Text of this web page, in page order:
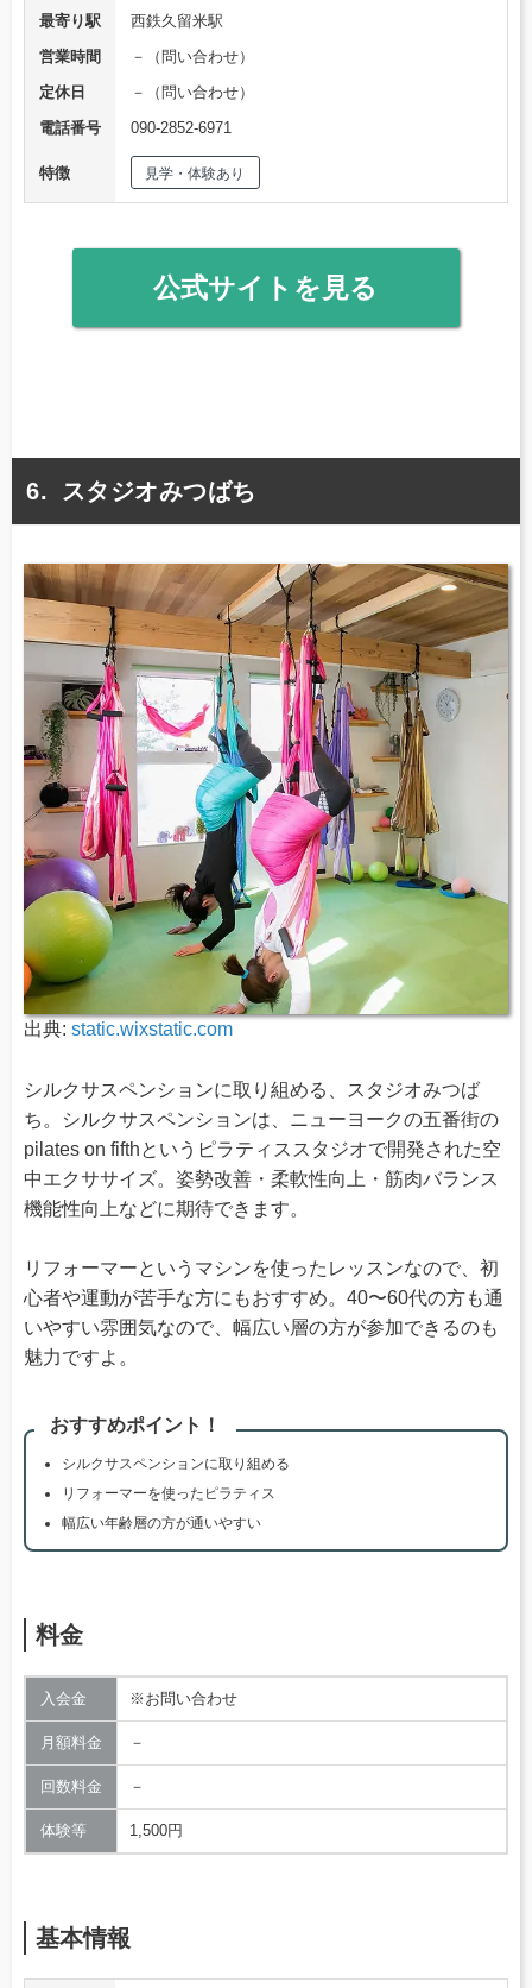
最寄り駅
西鉄久留米駅
営業時間
－（問い合わせ）
定休日
－（問い合わせ）
電話番号
090-2852-6971
特徴 見学・体験あり
公式サイトを見る
スタジオみつばち
出典: static.wixstatic.com
シルクサスペンションに取り組める、スタジオみつば
ち。シルクサスペンションは、ニューヨークの五番街の
pilates on fifthというピラティススタジオで開発された空
中エクササイズ。姿勢改善・柔軟性向上・筋肉バランス
機能性向上などに期待できます。
リフォーマーというマシンを使ったレッスンなので、初
心者や運動が苦手な方にもおすすめ。40〜60代の方も通
いやすい雰囲気なので、幅広い層の方が参加できるのも
魅力ですよ。
おすすめポイント！
シルクサスペンションに取り組める
リフォーマーを使ったピラティス
幅広い年齢層の方が通いやすい
料金
入会金 ※お問い合わせ
月額料金 －
回数料金 －
体験等 1,500円
基本情報